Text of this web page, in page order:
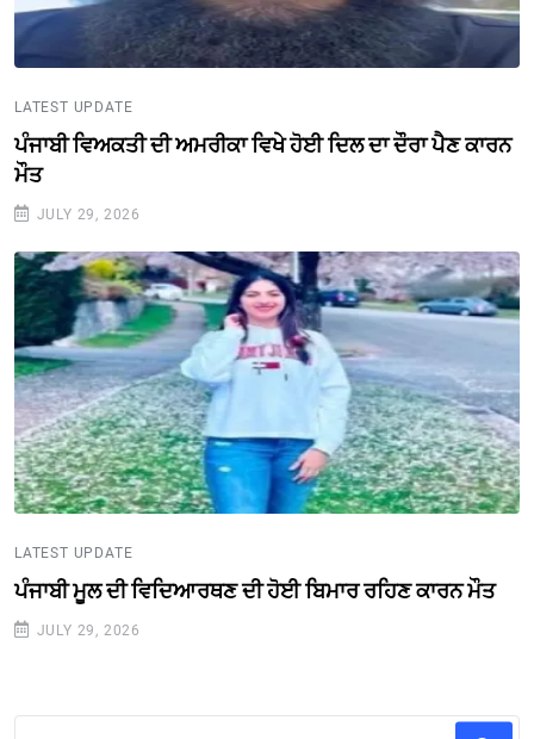
LATEST UPDATE
ਪੰਜਾਬੀ ਵਿਅਕਤੀ ਦੀ ਅਮਰੀਕਾ ਵਿਖੇ ਹੋਈ ਦਿਲ ਦਾ ਦੌਰਾ ਪੈਣ ਕਾਰਨ
ਮੌਤ
JULY 29, 2026
LATEST UPDATE
ਪੰਜਾਬੀ ਮੂਲ ਦੀ ਵਿਦਿਆਰਥਣ ਦੀ ਹੋਈ ਬਿਮਾਰ ਰਹਿਣ ਕਾਰਨ ਮੌਤ
JULY 29, 2026